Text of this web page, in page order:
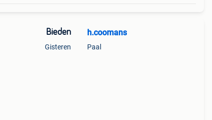
Bieden
Gisteren
h.coomans
Paal